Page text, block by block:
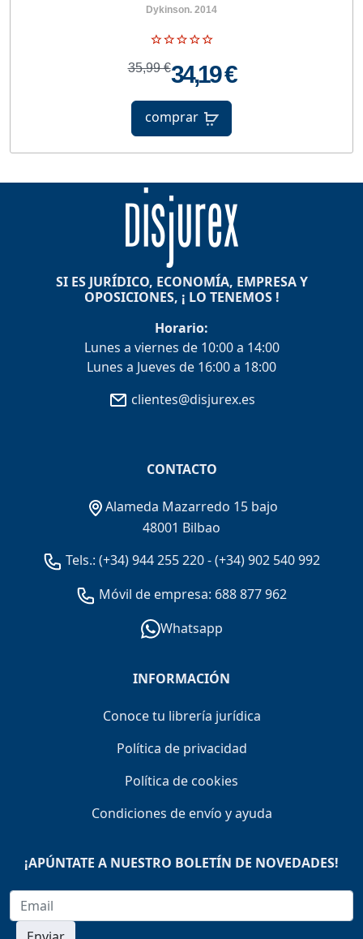
Dykinson. 2014
35,99 €34,19 €
comprar
SI ES JURÍDICO, ECONOMÍA, EMPRESA Y
OPOSICIONES, ¡ LO TENEMOS !
Horario:
Lunes a viernes de 10:00 a 14:00
Lunes a Jueves de 16:00 a 18:00
clientes@disjurex.es
CONTACTO
Alameda Mazarredo 15 bajo
48001 Bilbao
Tels.: (+34) 944 255 220-(+34) 902 540 992
Móvil de empresa: 688 877 962
Whatsapp
INFORMACIÓN
Conoce tu librería jurídica
Política de privacidad
Política de cookies
Condiciones de envío y ayuda
¡APÚNTATE A NUESTRO BOLETÍN DE NOVEDADES!